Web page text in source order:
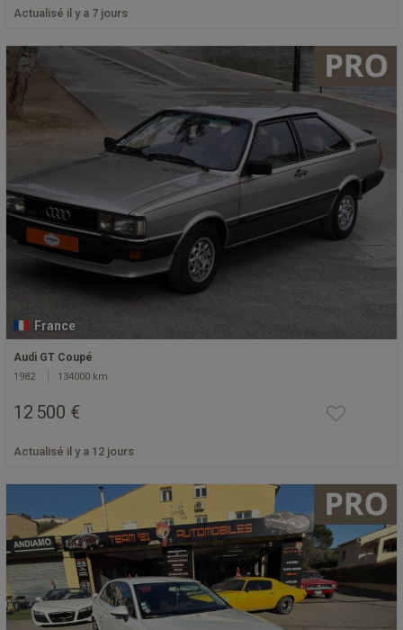
Actualisé il y a 7 jours
France
Audi GT Coupé
1982 134000 km
12 500 €
Actualisé il y a 12 jours